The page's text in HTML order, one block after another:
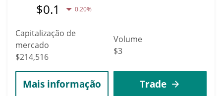
$0.1 0.20%
Capitalização de
mercado
$214,516
Volume
$3
Mais informação Trade